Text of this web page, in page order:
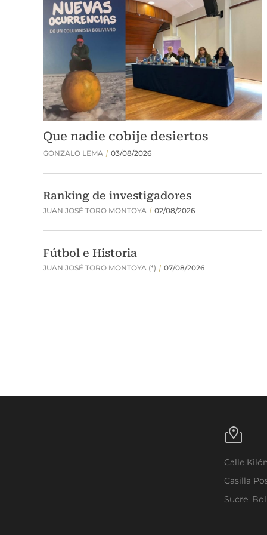
Calle
Casilla
Sucre,